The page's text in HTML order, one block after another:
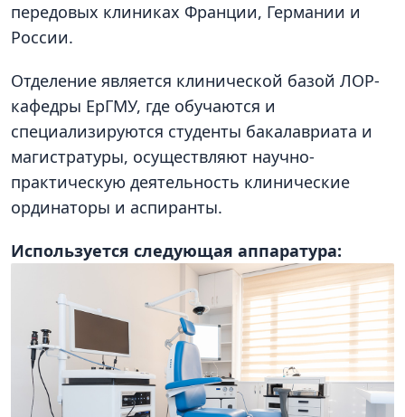
передовых клиниках Франции, Германии и
России.
Отделение является клинической базой ЛОР-
кафедры ЕрГМУ, где обучаются и
специализируются студенты бакалавриата и
магистратуры, осуществляют научно-
практическую деятельность клинические
ординаторы и аспиранты.
Используется следующая аппаратура: